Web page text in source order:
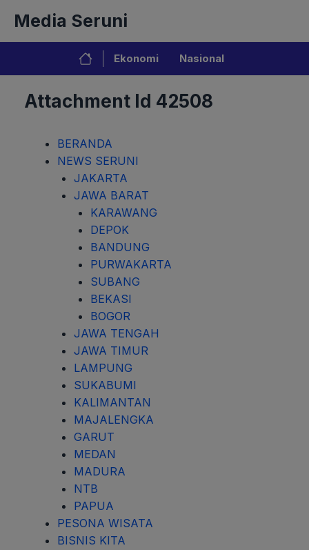
isi
Media Seruni
Ekonomi Nasional
Attachment Id 42508
BERANDA
NEWS SERUNI
JAKARTA
JAWA BARAT
KARAWANG
DEPOK
BANDUNG
PURWAKARTA
SUBANG
BEKASI
BOGOR
JAWA TENGAH
JAWA TIMUR
LAMPUNG
SUKABUMI
KALIMANTAN
MAJALENGKA
GARUT
MEDAN
MADURA
NTB
PAPUA
PESONA WISATA
BISNIS KITA